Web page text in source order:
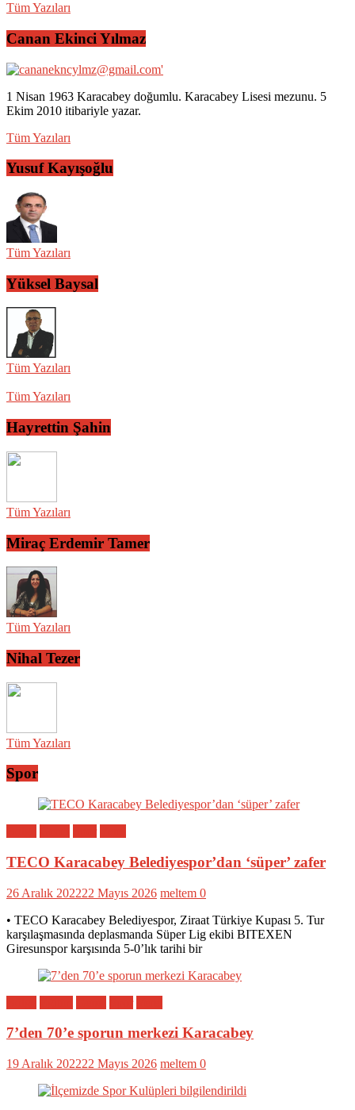
Tüm Yazıları
Canan Ekinci Yılmaz
1 Nisan 1963 Karacabey doğumlu. Karacabey Lisesi mezunu. 5
Ekim 2010 itibariyle yazar.
Tüm Yazıları
Yusuf Kayışoğlu
Tüm Yazıları
Yüksel Baysal
Tüm Yazıları
Tüm Yazıları
Hayrettin Şahin
Tüm Yazıları
Miraç Erdemir Tamer
Tüm Yazıları
Nihal Tezer
Tüm Yazıları
Spor
TECO Karacabey Belediyespor’dan ‘süper’ zafer
26 Aralık 202222 Mayıs 2026 meltem 0
• TECO Karacabey Belediyespor, Ziraat Türkiye Kupası 5. Tur
karşılaşmasında deplasmanda Süper Lig ekibi BITEXEN
Giresunspor karşısında 5-0’lık tarihi bir
7’den 70’e sporun merkezi Karacabey
19 Aralık 202222 Mayıs 2026 meltem 0